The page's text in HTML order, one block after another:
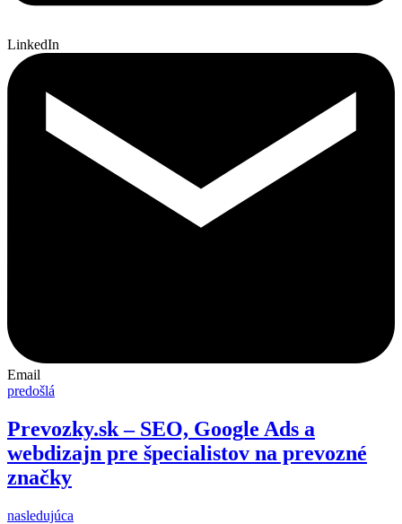
LinkedIn
Email
predošlá
Prevozky.sk – SEO, Google Ads a
webdizajn pre špecialistov na prevozné
značky
nasledujúca